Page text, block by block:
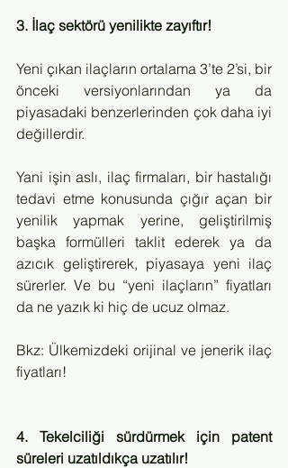
3. İlaç sektörü yenilikte zayıftır!
Yeni çıkan ilaçların ortalama 3’te 2’si, bir
önceki versiyonlarından ya da
piyasadaki benzerlerinden çok daha iyi
değillerdir.
Yani işin aslı, ilaç firmaları, bir hastalığı
tedavi etme konusunda çığır açan bir
yenilik yapmak yerine, geliştirilmiş
başka formülleri taklit ederek ya da
azıcık geliştirerek, piyasaya yeni ilaç
sürerler. Ve bu “yeni ilaçların” fiyatları
da ne yazık ki hiç de ucuz olmaz.
Bkz: Ülkemizdeki orijinal ve jenerik ilaç
fiyatları!
4. Tekelciliği sürdürmek için patent
süreleri uzatıldıkça uzatılır!